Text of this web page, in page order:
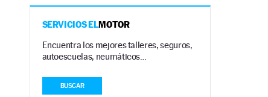
SERVICIOS ELMOTOR
Encuentra los mejores talleres, seguros,
autoescuelas, neumáticos…
BUSCAR